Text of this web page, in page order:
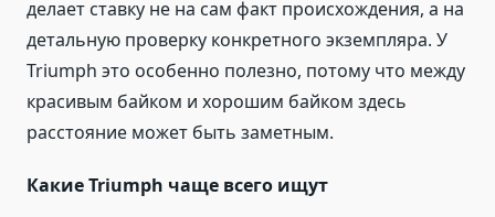
делает ставку не на сам факт происхождения, а на
детальную проверку конкретного экземпляра. У
Triumph это особенно полезно, потому что между
красивым байком и хорошим байком здесь
расстояние может быть заметным.
Какие Triumph чаще всего ищут